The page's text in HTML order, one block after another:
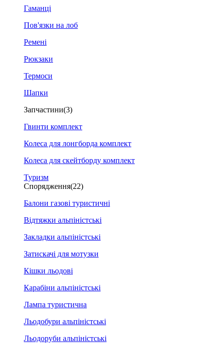
Гаманці
Пов'язки на лоб
Ремені
Рюкзаки
Термоси
Шапки
Запчастини(3)
Гвинти комплект
Колеса для лонгборда комплект
Колеса для скейтборду комплект
Туризм
Спорядження(22)
Балони газові туристичні
Відтяжки альпіністські
Закладки альпіністські
Затискачі для мотузки
Кішки льодові
Карабіни альпіністські
Лампа туристична
Льодобури альпіністські
Льодоруби альпіністські